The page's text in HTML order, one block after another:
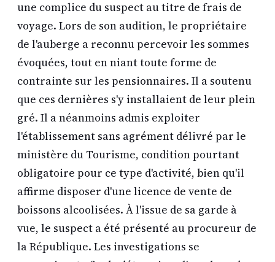
une complice du suspect au titre de frais de
voyage. Lors de son audition, le propriétaire
de l'auberge a reconnu percevoir les sommes
évoquées, tout en niant toute forme de
contrainte sur les pensionnaires. Il a soutenu
que ces dernières s'y installaient de leur plein
gré. Il a néanmoins admis exploiter
l'établissement sans agrément délivré par le
ministère du Tourisme, condition pourtant
obligatoire pour ce type d'activité, bien qu'il
affirme disposer d'une licence de vente de
boissons alcoolisées. À l'issue de sa garde à
vue, le suspect a été présenté au procureur de
la République. Les investigations se